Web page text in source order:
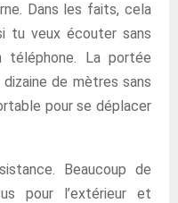
Dans les faits, cela
tu veux écouter sans
téléphone. La portée
de mètres sans
pour se déplacer
Beaucoup de
pour l’extérieur et